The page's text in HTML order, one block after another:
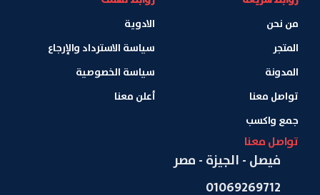
من نحن
المتجر
المدونة
تواصل معنا
جمع واكسب
الادوية
سياسة الاسترداد والإرجاع
سياسة الخصوصية
أعلن معنا
تواصل معنا
فيصل - الجيزة - مصر
01069269712